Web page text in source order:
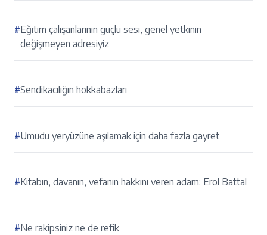
#Eğitim çalışanlarının güçlü sesi, genel yetkinin
değişmeyen adresiyiz
#Sendikacılığın hokkabazları
#Umudu yeryüzüne aşılamak için daha fazla gayret
#Kitabın, davanın, vefanın hakkını veren adam: Erol Battal
#Ne rakipsiniz ne de refik